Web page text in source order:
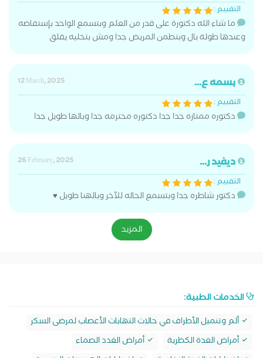
التقييم :
ما شاء الله دكتورة على قدر من العلم وبتسمع الواحد بإستفاضه
وعندها طولة بال وبتطمن المريض جدا ومش بتخليه يقلق
بسمه ع...
12 March, 2025
التقييم :
دكتوره ممتازه جدا جدا دكتوره محترمه جدا وبالها طويل جدا
ديفيد ر...
26 February, 2025
التقييم :
دكتور شاطره جدا وبتسمع الحاله للآخر وبالهنا طويل ♥️
المزيد
الخدمات الطبية:
ألم وتنميل الأطراف في حالات التهابات الأعصاب لمرضى السكر
أمراض الغدة الكظرية
أمراض الغدد الصماء